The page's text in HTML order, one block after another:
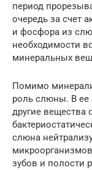
период
очередь за счет
и фосфора из
необходимости
минеральных
Помимо
роль слюны. В ее
другие вещества
слюна
зубов и полости